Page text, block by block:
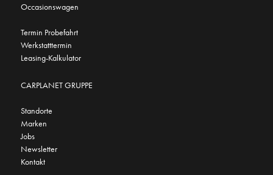
Occasionswagen
Termin Probefahrt
Werkstatttermin
Leasing-Kalkulator
CARPLANET GRUPPE
Standorte
Marken
Jobs
Newsletter
Kontakt